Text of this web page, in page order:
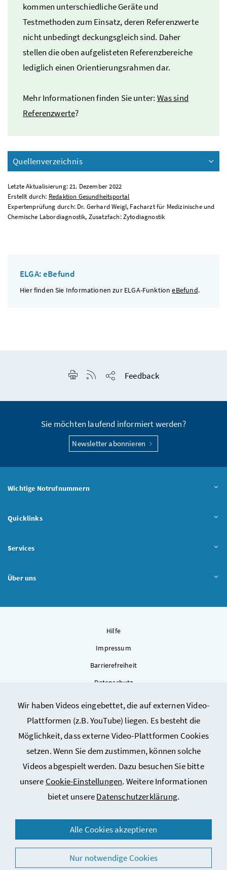
Wir haben Videos eingebettet, die auf externen Video-
Plattformen (z.B. YouTube) liegen. Es besteht die
Möglichkeit, dass externe Video-Plattformen Cookies
setzen. Wenn Sie dem zustimmen, können solche
Videos abgespielt werden. Dazu besuchen Sie bitte
unsere Cookie-Einstellungen. Weitere Informationen
bietet unsereDatenschutzerklärung.
Alle Cookies akzeptieren
Nur notwendige Cookies
kommen unterschiedliche Geräte und
Testmethoden zum Einsatz, deren Referenzwerte
nicht unbedingt deckungsgleich sind. Daher
stellen die oben aufgelisteten Referenzbereiche
lediglich einen Orientierungsrahmen dar.
Mehr Informationen finden Sie unter: Was sind
Referenzwerte?
Quellenverzeichnis
Letzte Aktualisierung: 21. Dezember 2022
Erstellt durch: Redaktion Gesundheitsportal
Expertenprüfung durch: Dr. Gerhard Weigl, Facharzt für Medizinische und
Chemische Labordiagnostik, Zusatzfach: Zytodiagnostik
ELGA: eBefund
Hier finden Sie Informationen zur ELGA-FunktioneBefund.
Seite drucken
RSS-Feed anzeigen
Feedback
Sie möchten laufend informiert werden?
Newsletter abonnieren
Wichtige Notrufnummern
Quicklinks
Services
Über uns
Hilfe
Impressum
Barrierefreiheit
Datenschutz
Sitemap
Cookie-Einstellungen
© 2026 Bundesministerium für Arbeit, Soziales, Gesundheit,
Pflege und Konsumentenschutz